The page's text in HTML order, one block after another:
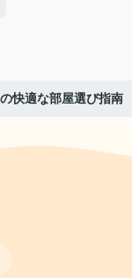
快適な部屋選び指南